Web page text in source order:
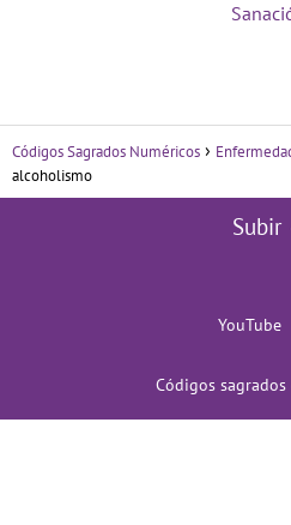
Códigos Sagrados Numéricos
alcoholismo
Subir
YouTube
Códigos sagrados